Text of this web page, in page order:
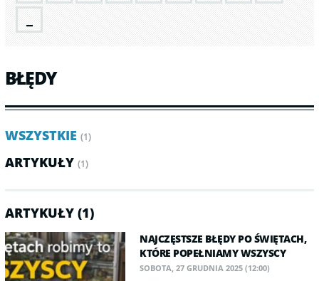
BŁĘDY
WSZYSTKIE (1)
ARTYKUŁY (1)
ARTYKUŁY (1)
NAJCZĘSTSZE BŁĘDY PO ŚWIĘTACH,
KTÓRE POPEŁNIAMY WSZYSCY
SOBOTA, 27 GRUDNIA 2025 (12:00)